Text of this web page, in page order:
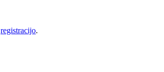
registracijo.